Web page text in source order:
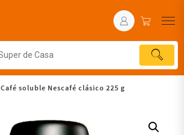
Café soluble Nescafé clásico 225 g